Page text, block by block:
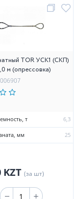
TOR УСК1 (СКП)
м (опрессовка)
т 6,3
мм 25
KZT (за шт)